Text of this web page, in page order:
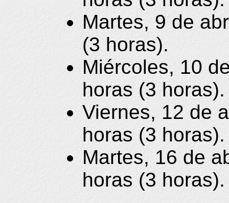
Martes, 9 de
(3 horas).
Miércoles, 10
horas (3 horas).
Viernes, 12 de
horas (3 horas).
Martes, 16 de
horas (3 horas).